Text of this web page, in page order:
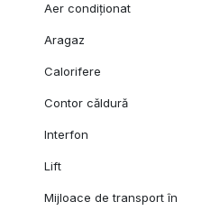
Aer condiționat
Aragaz
Calorifere
Contor căldură
Interfon
Lift
Mijloace de transport în